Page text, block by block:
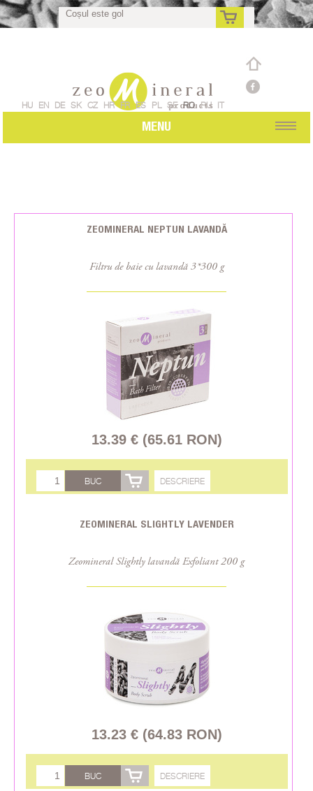
Coșul este gol
ro
HU EN DE SK CZ HR FR ES PL SE RO RU IT
MENU
ZEOMINERAL NEPTUN LAVANDĂ
Filtru de baie cu lavandă 3*300 g
13.39 € (65.61 RON)
BUC DESCRIERE
ZEOMINERAL SLIGHTLY LAVENDER
Zeomineral Slightly lavandă Exfoliant 200 g
13.23 € (64.83 RON)
BUC DESCRIERE